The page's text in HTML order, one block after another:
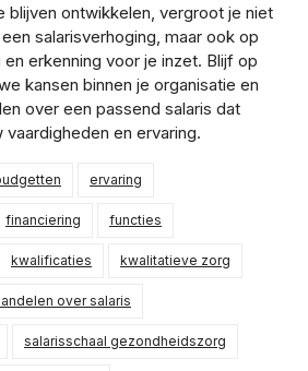
blijven ontwikkelen, vergroot je niet
salarisverhoging, maar ook op
erkenning voor je inzet. Blijf op
kansen binnen je organisatie en
over een passend salaris dat
en ervaring.
ervaring
financiering functies
kwalificaties kwalitatieve zorg
over salaris
salarisschaal gezondheidszorg